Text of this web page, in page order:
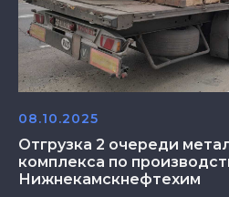
08.10.2025
Отгрузка 2 очереди
комплекса по
Нижнекамскнефтехим